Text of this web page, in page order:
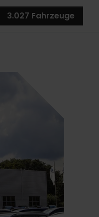
Fahrzeuge
3.027